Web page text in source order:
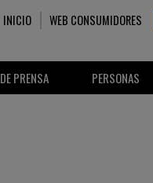
PRENSA PERSONAS
INICIO WEB CONSUMIDORES